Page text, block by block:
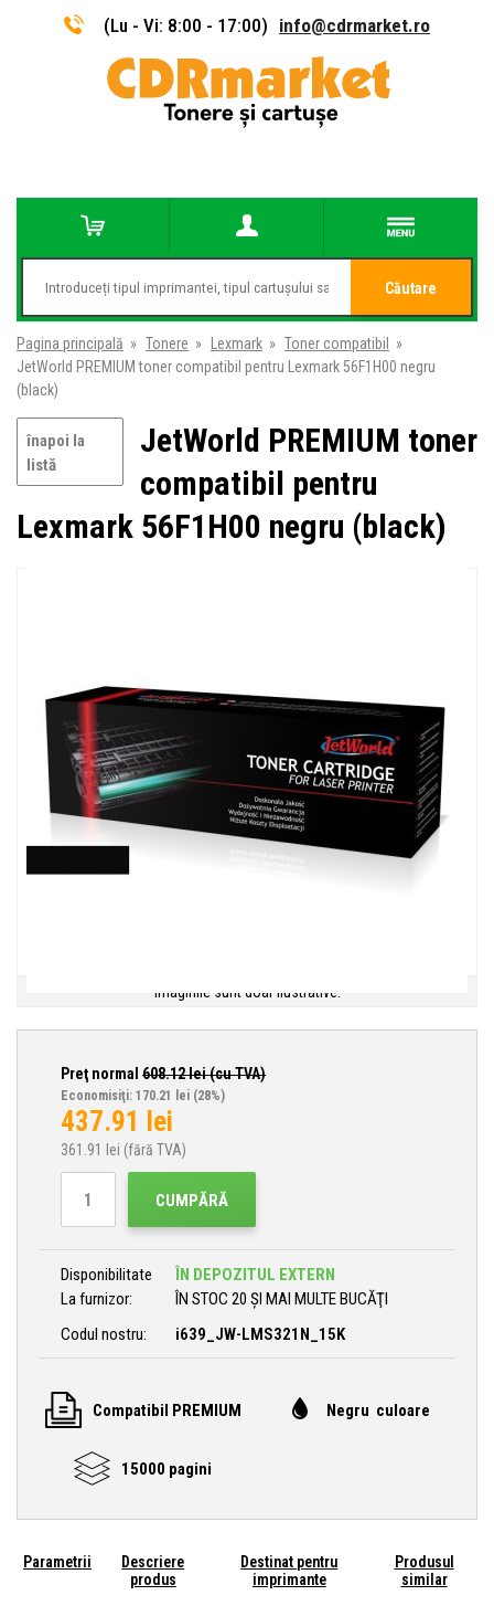
(Lu - Vi: 8:00 - 17:00) info@cdrmarket.ro
Căutare
Pagina principală » Tonere » Lexmark » Toner compatibil
»
JetWorld PREMIUM toner compatibil pentru Lexmark 56F1H00 negru
(black)
înapoi la
listă
JetWorld PREMIUM toner
compatibil pentru
Lexmark 56F1H00 negru (black)
Imaginile sunt doar ilustrative.
Preţ normal 608.12lei (cu TVA)
Economisiţi: 170.21 lei (28%)
437.91 lei
361.91 lei (fără TVA)
CUMPĂRĂ
Disponibilitate
ÎN DEPOZITUL EXTERN
La furnizor:
ÎN STOC 20 ȘI MAI MULTE BUCĂŢI
Codul nostru:
i639_JW-LMS321N_15K
Compatibil PREMIUM Negru culoare
15000 pagini
Parametrii
Descriere
produs
Destinat pentru
imprimante
Produsul
similar